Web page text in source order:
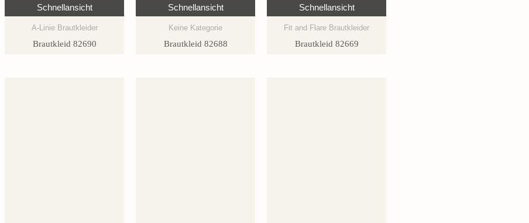
Schnellansicht
A-Linie Brautkleider
Brautkleid 82690
Schnellansicht
Keine Kategorie
Brautkleid 82688
Schnellansicht
Fit and Flare Brautkleider
Brautkleid 82669